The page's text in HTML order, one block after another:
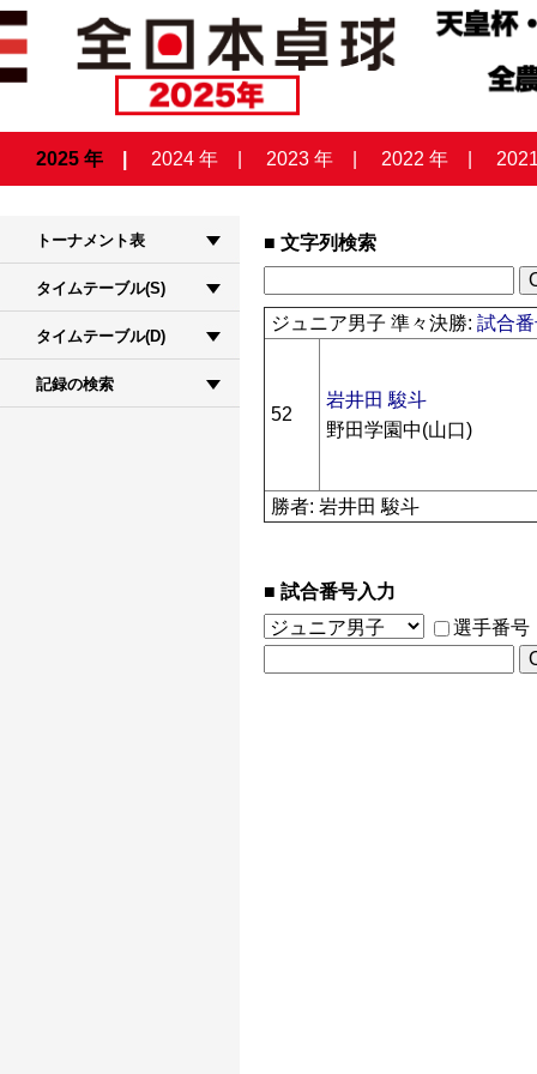
2025 年 2024 年 2023 年 2022 年
トーナメント表
タイムテーブル(S)
タイムテーブル(D)
記録の検索
文字列検索
ジュニア男子 準々決勝:試合
52
岩井田 駿斗
野田学園中(山口)
勝者: 岩井田 駿斗
試合番号入力
選手番号